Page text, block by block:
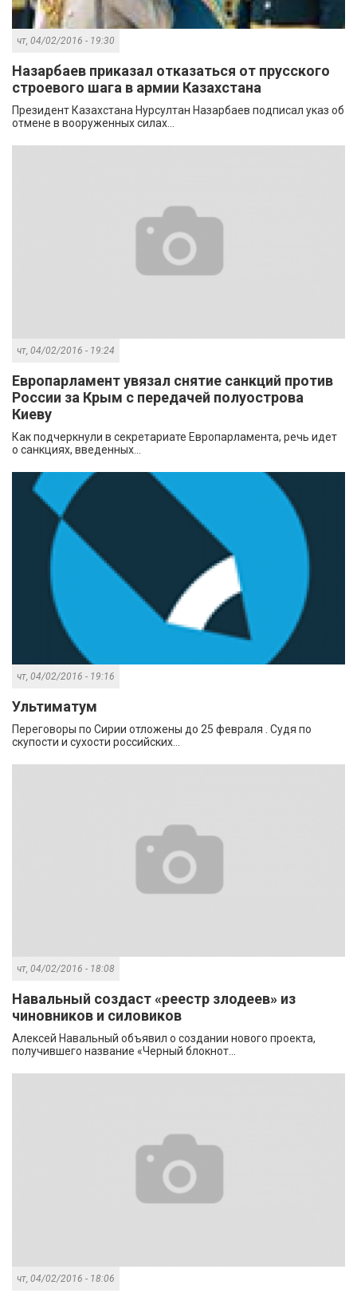
чт, 04/02/2016 - 19:30
Назарбаев приказал отказаться от прусского
строевого шага в армии Казахстана
Президент Казахстана Нурсултан Назарбаев подписал указ об
отмене в вооруженных силах...
чт, 04/02/2016 - 19:24
Европарламент увязал снятие санкций против
России за Крым с передачей полуострова
Киеву
Как подчеркнули в секретариате Европарламента, речь идет
о санкциях, введенных...
чт, 04/02/2016 - 19:16
Ультиматум
Переговоры по Сирии отложены до 25 февраля . Судя по
скупости и сухости российских...
чт, 04/02/2016 - 18:08
Навальный создаст «реестр злодеев» из
чиновников и силовиков
Алексей Навальный объявил о создании нового проекта,
получившего название «Черный блокнот...
чт, 04/02/2016 - 18:06